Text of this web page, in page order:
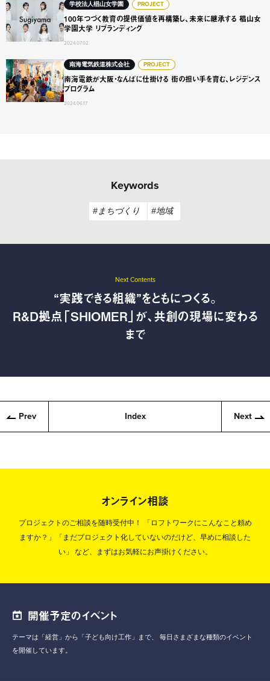
学校法人椙山女学園 PROJECT
100年つづく教育の提供価値を再構築し、未来に継承する 椙山女
学園大学 リブランディング
2024.07.02
100年つづく教育の提供価値を再構築し、未来に継承する
南海電気鉄道株式会社 PROJECT
南海電鉄が大阪・なんばに仕掛ける 街の担い手を育む、レジデンス
プログラム
2024.06.17
南海電鉄が大阪・なんばに仕掛ける 街の担い手を育む、レ
Keywords
#まちづくり #地域
Next Contents
“実践できる組織”をともにつくる。
R&D拠点「SHIOMER」が、共創の現場に変わる
まで
Prev Index Next
オンライン相談
プロジェクトのご相談を随時受付中！
「ロフトワークにこんなこと頼め
ますか？」「まだプロジェクト化していないのだけど、早めに相談した
い」
など、まずはお気軽にお声掛けください。
開催予定のイベント
テーマは「経営」から「子ども向け工作」まで、
毎日さまざまな種類のイベント
を開催しています。